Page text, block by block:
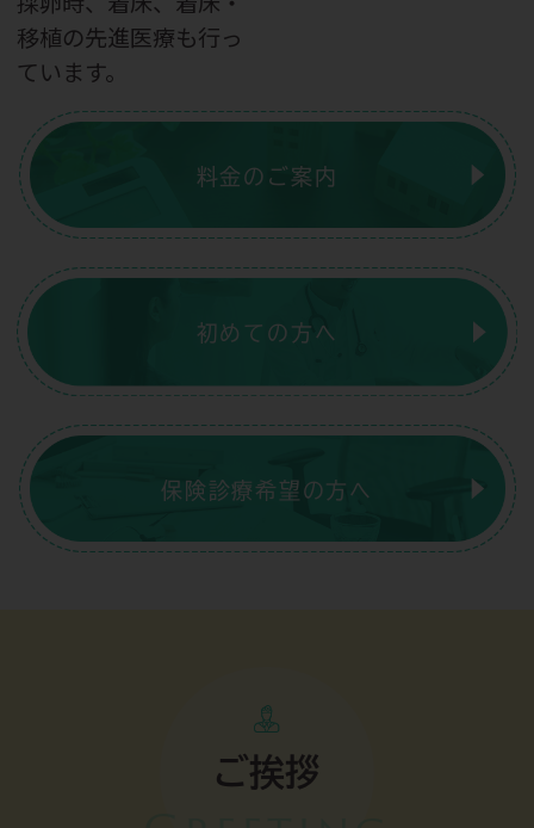
移植の先進医療も行っ
ています。
料金のご案内
初めての方へ
保険診療希望の方へ
ご挨拶